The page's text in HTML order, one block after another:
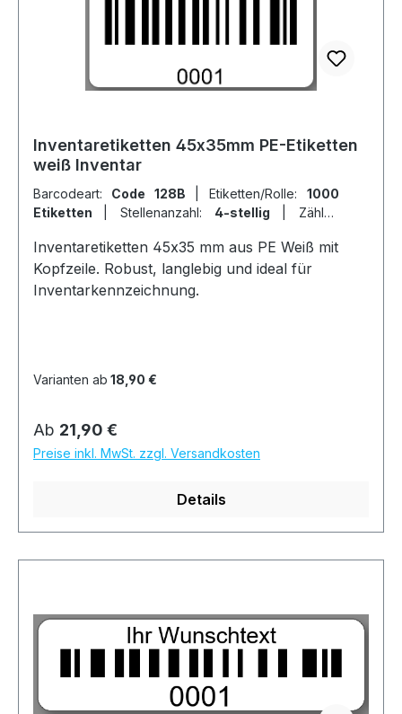
Inventaretiketten 45x35mm PE-Etiketten
weiß Inventar
Barcodeart: Code 128B Etiketten/Rolle: 1000
Etiketten
Stellenanzahl: 4-stellig
Zähler:
Inventaretiketten 45x35 mm aus PE Weiß mit
Kopfzeile. Robust, langlebig und ideal für
Inventarkennzeichnung.
Varianten ab 18,90 €
Regulärer Preis:
Ab 21,90 €
Preise inkl. MwSt. zzgl. Versandkosten
Details